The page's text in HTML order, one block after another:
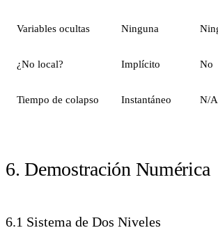
Variables ocultas Ninguna
¿No local? Implícito No
Tiempo de colapso Instantáneo N/A
6. Demostración Numérica
6.1 Sistema de Dos Niveles